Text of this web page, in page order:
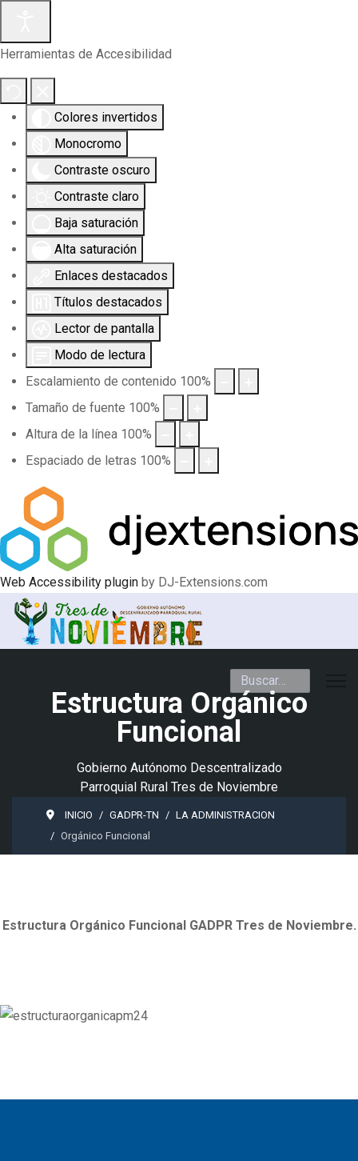
Herramientas de Accesibilidad
Colores invertidos
Monocromo
Contraste oscuro
Contraste claro
Baja saturación
Alta saturación
Enlaces destacados
Títulos destacados
Lector de pantalla
Modo de lectura
Escalamiento de contenido 100%
Tamaño de fuente 100%
Altura de la línea 100%
Espaciado de letras 100%
Web Accessibility plugin by DJ-Extensions.com
Buscar
Estructura Orgánico
Funcional
Gobierno Autónomo Descentralizado
Parroquial Rural Tres de Noviembre
INICIO GADPR-TN
LA ADMINISTRACION
Orgánico Funcional
Estructura Orgánico Funcional GADPR Tres de Noviembre.